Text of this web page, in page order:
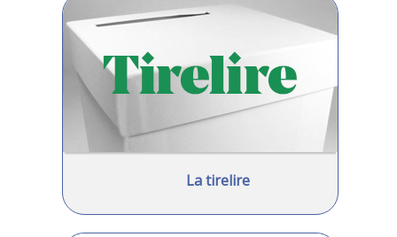
La tirelire